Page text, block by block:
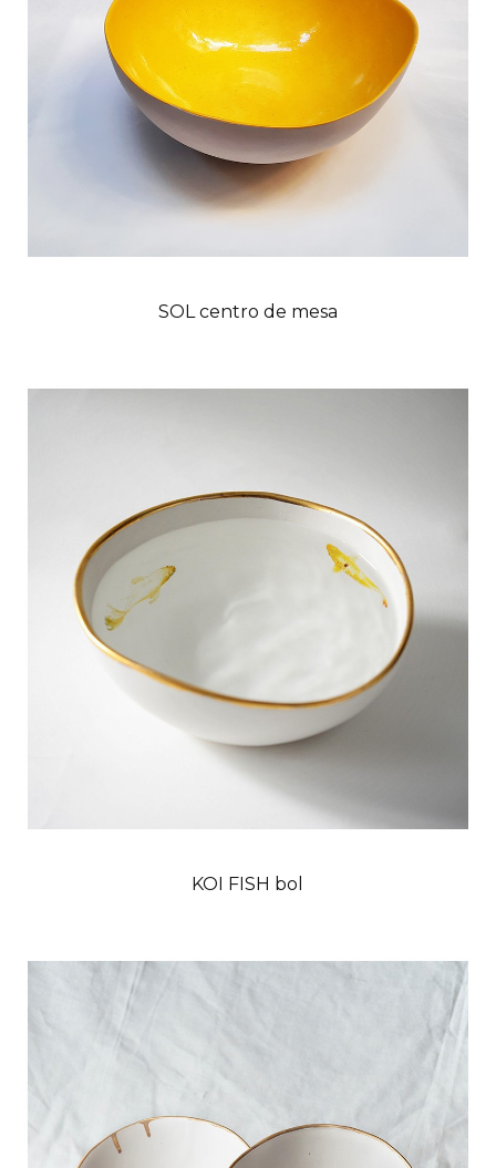
SOL centro de mesa
KOI FISH bol